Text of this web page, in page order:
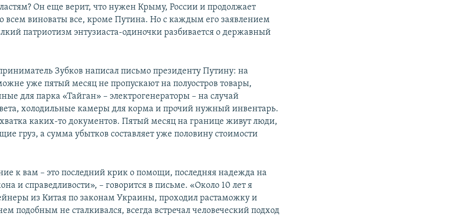
Он еще верит, что нужен Крыму, России и продолжает
всем виноваты все, кроме Путина. Но с каждым его заявлением
патриотизм энтузиаста-одиночки разбивается о державный
Зубков написал письмо президенту Путину: на
уже пятый месяц не пропускают на полуостров товары,
для парка «Тайган» – электрогенераторы – на случай
холодильные камеры для корма и прочий нужный инвентарь.
каких-то документов. Пятый месяц на границе живут люди,
груз, а сумма убытков составляет уже половину стоимости
к вам – это последний крик о помощи, последняя надежда на
и справедливости», – говорится в письме. «Около 10 лет я
из Китая по законам Украины, проходил растаможку и
подобным не сталкивался, всегда встречал человеческий подход